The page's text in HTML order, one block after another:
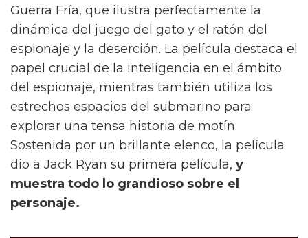
Guerra Fría, que ilustra perfectamente la
dinámica del juego del gato y el ratón del
espionaje y la deserción. La película destaca el
papel crucial de la inteligencia en el ámbito
del espionaje, mientras también utiliza los
estrechos espacios del submarino para
explorar una tensa historia de motín.
Sostenida por un brillante elenco, la película
dio a Jack Ryan su primera película, y
muestra todo lo grandioso sobre el
personaje.